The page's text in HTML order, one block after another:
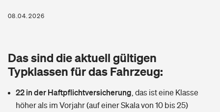
Rentenrechner: Wie viel Geld bekomme ich im Alter?
Wer versichert was: Jetzt Versicherer finden
Wärmepumpen versichern
Vermieterrrechtsschutz
Mietkautionsversicherung
Kinderunfall­ver­si­che­rung
Reiseversicherung
Tierkrankenversicherung
Zur Übersicht
08.04.2026
Das sind die aktuell gültigen
Typklassen für das Fahrzeug:
22 in der Haftpflichtversicherung das ist eine Klasse
höher als im Vorjahr (auf einer Skala von 10 bis 25)